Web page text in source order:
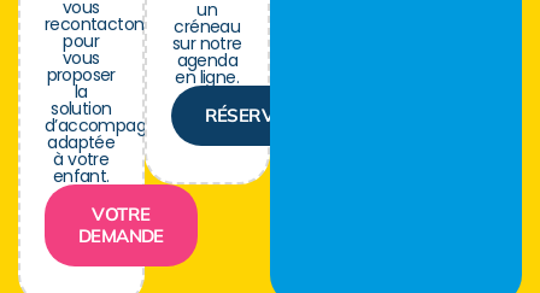
vous
recontactons
pour
vous
proposer
la
solution
d’accompagnement
adaptée
à votre
enfant.
VOTRE
DEMANDE
un
créneau
sur notre
agenda
en ligne.
RÉSERVER